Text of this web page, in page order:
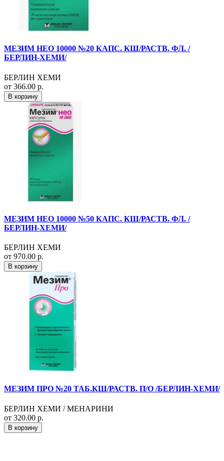
МЕЗИМ НЕО 10000 №20 КАПС. КШ/РАСТВ. ФЛ. /
БЕРЛИН-ХЕМИ/
БЕРЛИН ХЕМИ
от 366.00 р.
В корзину
МЕЗИМ НЕО 10000 №50 КАПС. КШ/РАСТВ. ФЛ. /
БЕРЛИН-ХЕМИ/
БЕРЛИН ХЕМИ
от 970.00 р.
В корзину
МЕЗИМ ПРО №20 ТАБ.КШ/РАСТВ. П/О /БЕРЛИН-ХЕМИ/
БЕРЛИН ХЕМИ / МЕНАРИНИ
от 320.00 р.
В корзину